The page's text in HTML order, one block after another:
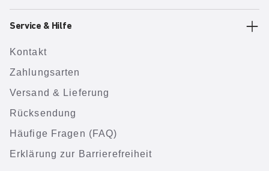
Service & Hilfe
Kontakt
Zahlungsarten
Versand & Lieferung
Rücksendung
Häufige Fragen (FAQ)
Erklärung zur Barrierefreiheit